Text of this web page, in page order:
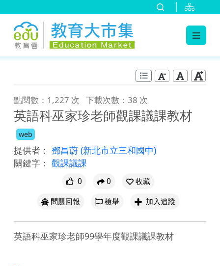
點閱數：1,227 次 下載次數：38 次
英語科巫家珍老師觀課議課教材
web
提供者： 鄧昌蔚 (新北市立三和國中)
關鍵字： 觀課議課
0 0
收藏
問題回報
檢舉 加入追蹤
英語科巫家珍老師99學年度觀課議課教材